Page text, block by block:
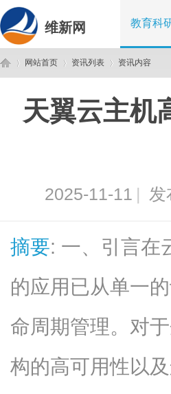
维新网 教育科
网站首页
›
资讯列表
›
资讯内容
天翼云主机
2025-11-11 | 发
摘要: 一、引言在
的应用已从单一
命周期管理。对
构的高可用性以